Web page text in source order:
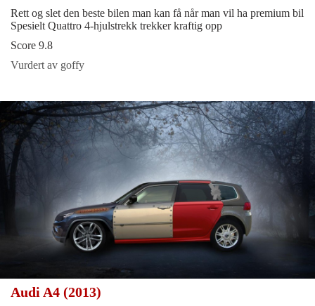
Rett og slet den beste bilen man kan få når man vil ha premium bil
Spesielt Quattro 4-hjulstrekk trekker kraftig opp
Score 9.8
Vurdert av goffy
Audi A4 (2013)